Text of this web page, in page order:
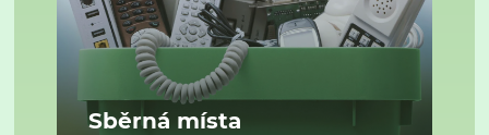
Sběrná místa